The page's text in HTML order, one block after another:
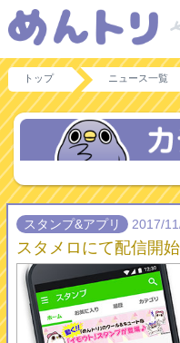
トップ ニュース一覧
スタンプ&アプリ 2017/
スタメロにて配信開始